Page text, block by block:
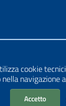
cookie
navigazione
Accetto
Tema grafico
PA di AgID